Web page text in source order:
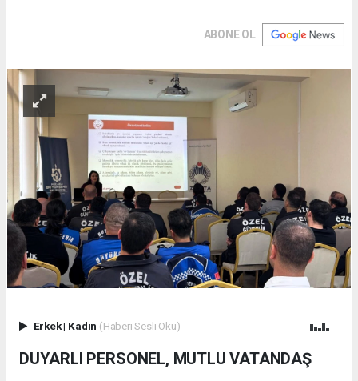
ABONE OL
Erkek| Kadın (Haberi Sesli Oku)
DUYARLI PERSONEL, MUTLU VATANDAŞ